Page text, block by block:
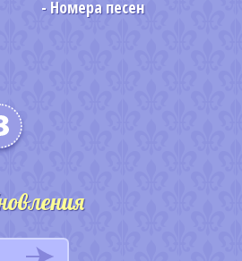
Номера песен